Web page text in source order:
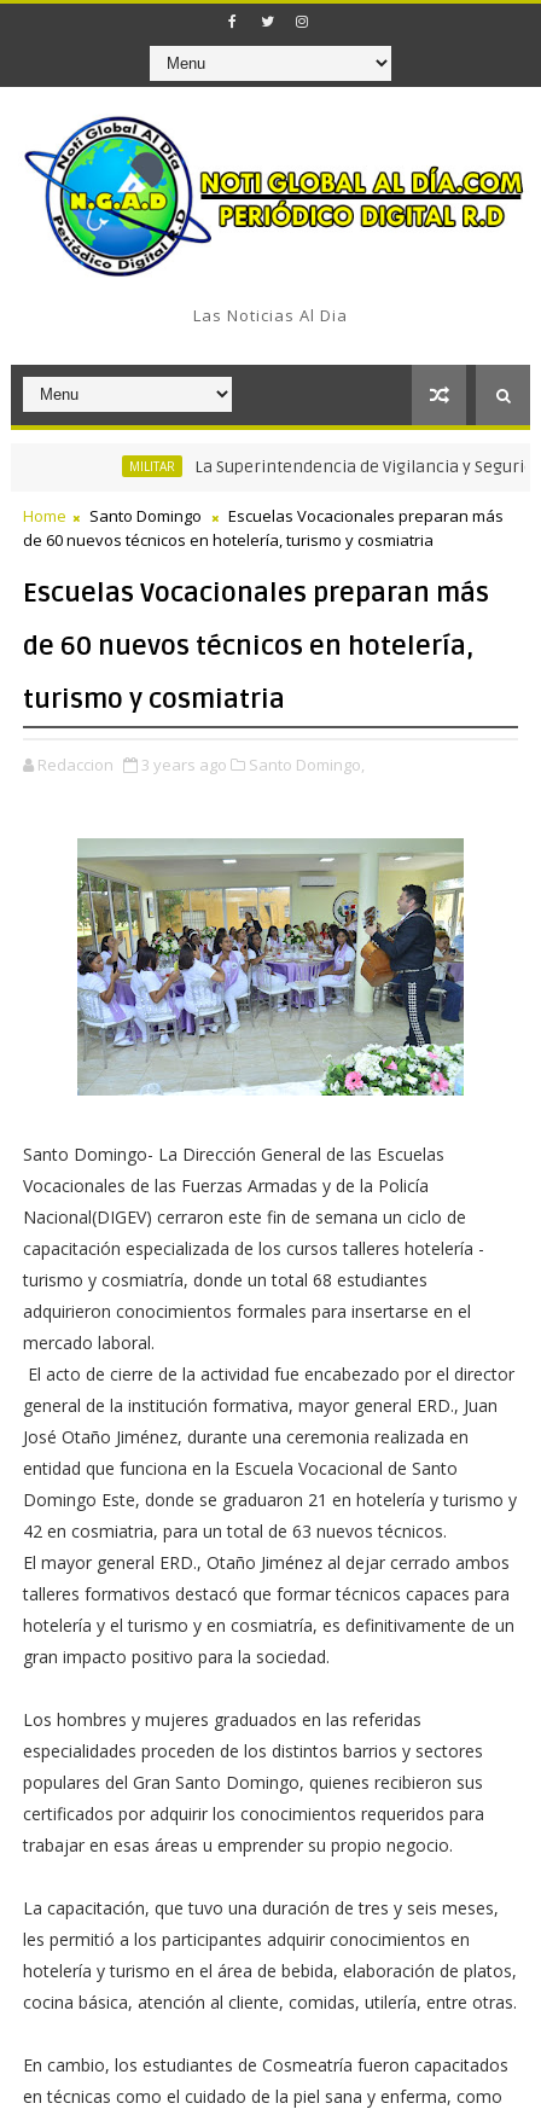
Las Noticias Al Dia
La Superintendencia de Vigilancia y Seguridad
Home Santo Domingo
Escuelas Vocacionales preparan más
de 60 nuevos técnicos en hotelería, turismo y cosmiatria
Escuelas Vocacionales preparan más
de 60 nuevos técnicos en hotelería,
turismo y cosmiatria
Redaccion 3 years ago Santo Domingo,
Santo Domingo- La Dirección General de las Escuelas
Vocacionales de las Fuerzas Armadas y de la Policía
Nacional(DIGEV) cerraron este fin de semana un ciclo de
capacitación especializada de los cursos talleres hotelería -
turismo y cosmiatría, donde un total 68 estudiantes
adquirieron conocimientos formales para insertarse en el
mercado laboral.
El acto de cierre de la actividad fue encabezado por el director
general de la institución formativa, mayor general ERD., Juan
José Otaño Jiménez, durante una ceremonia realizada en
entidad que funciona en la Escuela Vocacional de Santo
Domingo Este, donde se graduaron 21 en hotelería y turismo y
42 en cosmiatria, para un total de 63 nuevos técnicos.
El mayor general ERD., Otaño Jiménez al dejar cerrado ambos
talleres formativos destacó que formar técnicos capaces para
hotelería y el turismo y en cosmiatría, es definitivamente de un
gran impacto positivo para la sociedad.
Los hombres y mujeres graduados en las referidas
especialidades proceden de los distintos barrios y sectores
populares del Gran Santo Domingo, quienes recibieron sus
certificados por adquirir los conocimientos requeridos para
trabajar en esas áreas u emprender su propio negocio.
La capacitación, que tuvo una duración de tres y seis meses,
les permitió a los participantes adquirir conocimientos en
hotelería y turismo en el área de bebida, elaboración de platos,
cocina básica, atención al cliente, comidas, utilería, entre otras.
En cambio, los estudiantes de Cosmeatría fueron capacitados
en técnicas como el cuidado de la piel sana y enferma, como